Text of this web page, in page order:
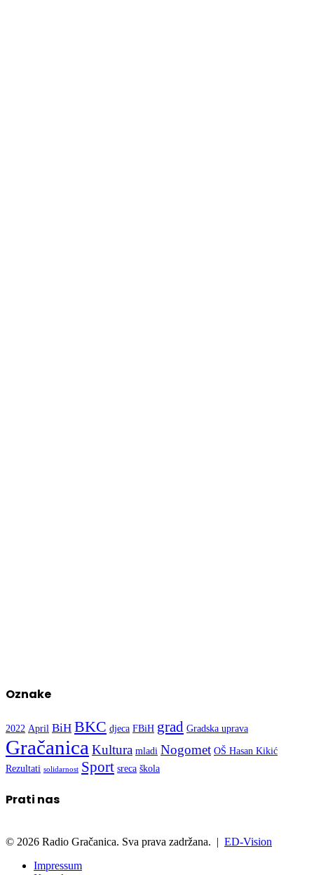
Oznake
2022 April BiH BKC djeca FBiH grad Gradska uprava
Gračanica Kultura mladi Nogomet OŠ Hasan Kikić
Rezultati solidarnost Sport sreca škola
Prati nas
© 2026 Radio Gračanica. Sva prava zadržana. | ED-Vision
Impressum